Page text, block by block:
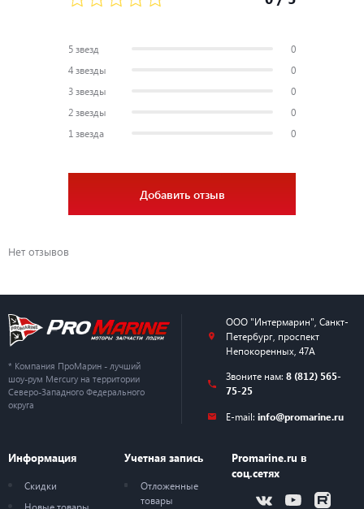
5 звезд
0
4 звезды
0
3 звезды
0
2 звезды
0
1 звезда
0
Добавить отзыв
Нет отзывов
* Компания ПроМарин - лучший
шоу-рум Mercury на территории
Северо-Западного Федерального
округа
ООО "Интермарин" Санкт-
Петербург, проспект
Непокоренных, 47А
Звоните нам: 8 (812) 565-
75-25
E-mail: info@promarine.ru
Информация
Скидки
Учетная запись
Отложенные
товары
Promarine.ru в
соц.сетях